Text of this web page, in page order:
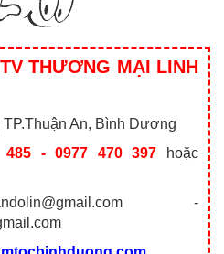
THƯƠNG MẠI LINH
TP.Thuận An, Bình Dương
485 - 0977 470 397 hoặc
-